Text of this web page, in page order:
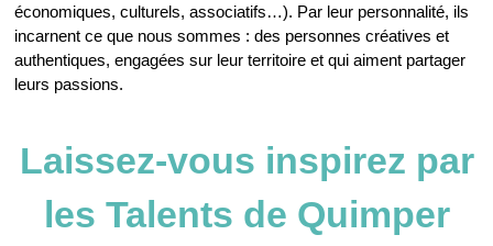
économiques, culturels, associatifs…). Par leur personnalité, ils
incarnent ce que nous sommes : des personnes créatives et
authentiques, engagées sur leur territoire et qui aiment partager
leurs passions.
Laissez-vous inspirez par
les Talents de Quimper